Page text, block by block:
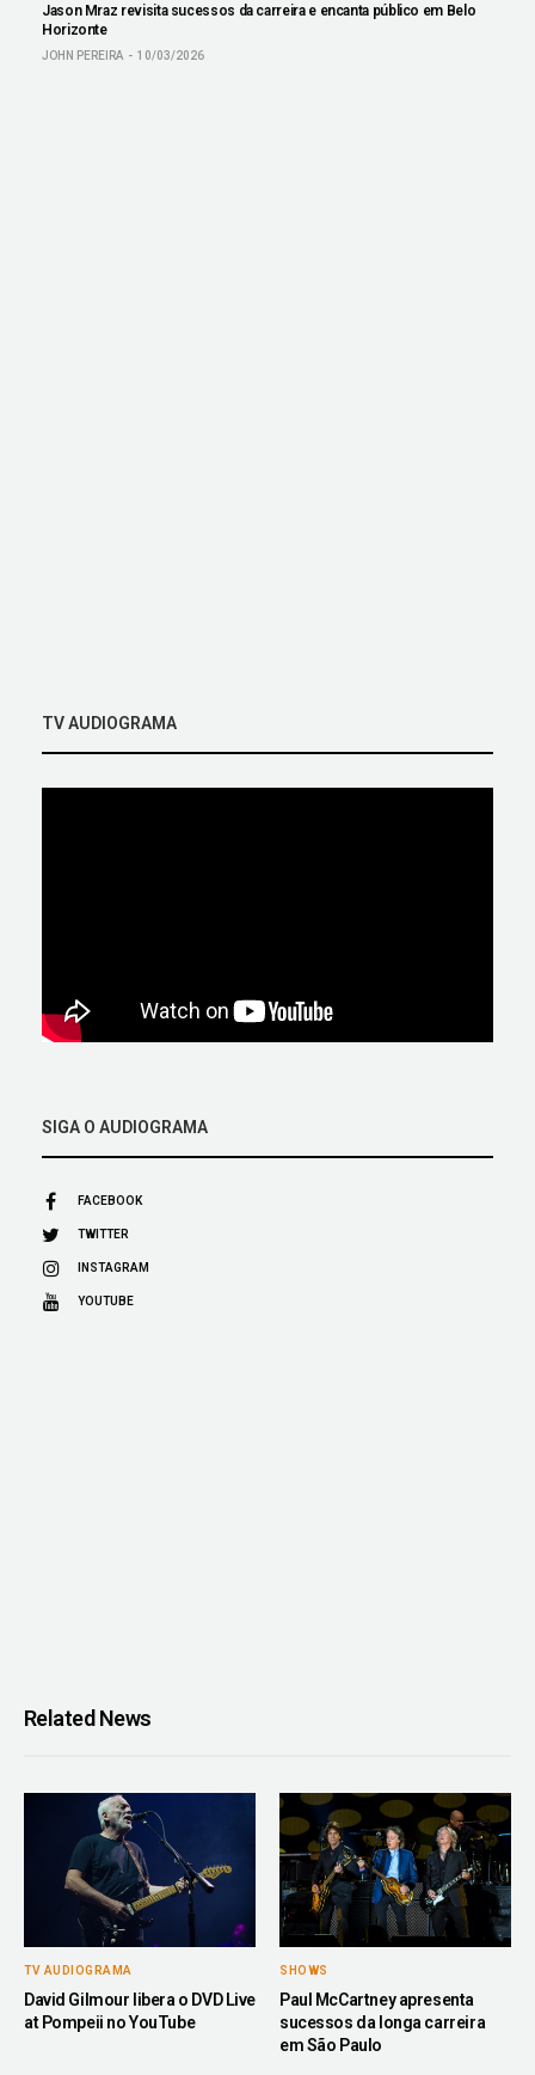
Jason Mraz revisita sucessos da carreira e encanta público em Belo
Horizonte
JOHN PEREIRA 10/03/2026
TV AUDIOGRAMA
SIGA O AUDIOGRAMA
FACEBOOK
TWITTER
INSTAGRAM
YOUTUBE
Related News
TV AUDIOGRAMA
David Gilmour libera o DVD Live
at Pompeii no YouTube
SHOWS
Paul McCartney apresenta
sucessos da longa carreira
em São Paulo